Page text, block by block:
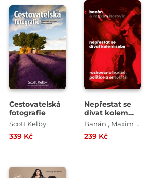
Cestovatelská
fotografie
Scott Kelby
339 Kč
Nepřestat se
dívat kolem
sebe
Banán , Maxim Horovic
239 Kč